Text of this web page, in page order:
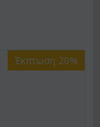
Έκπτωση 20%